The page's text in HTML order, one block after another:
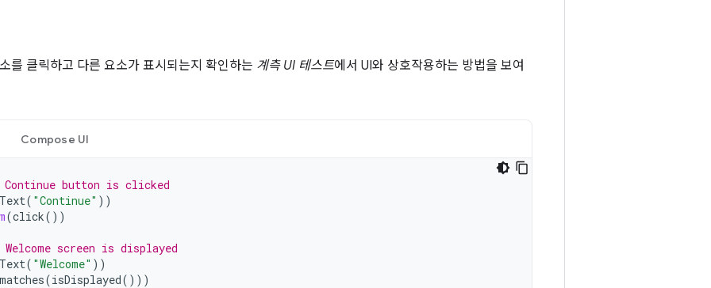
를 클릭하고 다른 요소가 표시되는지 확인하는 계측 UI 테스트에서 UI와 상호작용하는 방법을 보여
Compose UI
Continue button is clicked
( "Continue" ))
(click())
screen is displayed
( "Welcome" ))
matches(isDisplayed()))